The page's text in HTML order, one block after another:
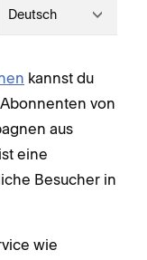
Deutsch
kannst du
von
aus
eine
Besucher in
wie